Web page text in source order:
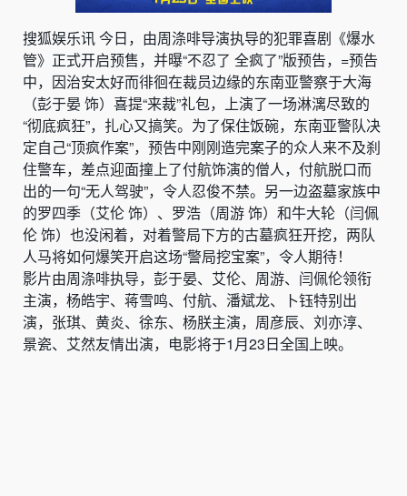
搜狐娱乐讯 今日，由周涤啡导演执导的犯罪喜剧《爆水
管》正式开启预售，并曝“不忍了 全疯了”版预告，=预告
中，因治安太好而徘徊在裁员边缘的东南亚警察于大海
（彭于晏 饰）喜提“来裁”礼包，上演了一场淋漓尽致的
“彻底疯狂”，扎心又搞笑。为了保住饭碗，东南亚警队决
定自己“顶疯作案”，预告中刚刚造完案子的众人来不及刹
住警车，差点迎面撞上了付航饰演的僧人，付航脱口而
出的一句“无人驾驶”，令人忍俊不禁。另一边盗墓家族中
的罗四季（艾伦 饰）、罗浩（周游 饰）和牛大轮（闫佩
伦 饰）也没闲着，对着警局下方的古墓疯狂开挖，两队
人马将如何爆笑开启这场“警局挖宝案”，令人期待！
影片由周涤啡执导，彭于晏、艾伦、周游、闫佩伦领衔
主演，杨皓宇、蒋雪鸣、付航、潘斌龙、卜钰特别出
演，张琪、黄炎、徐东、杨朕主演，周彦辰、刘亦淳、
景瓷、艾然友情出演，电影将于1月23日全国上映。